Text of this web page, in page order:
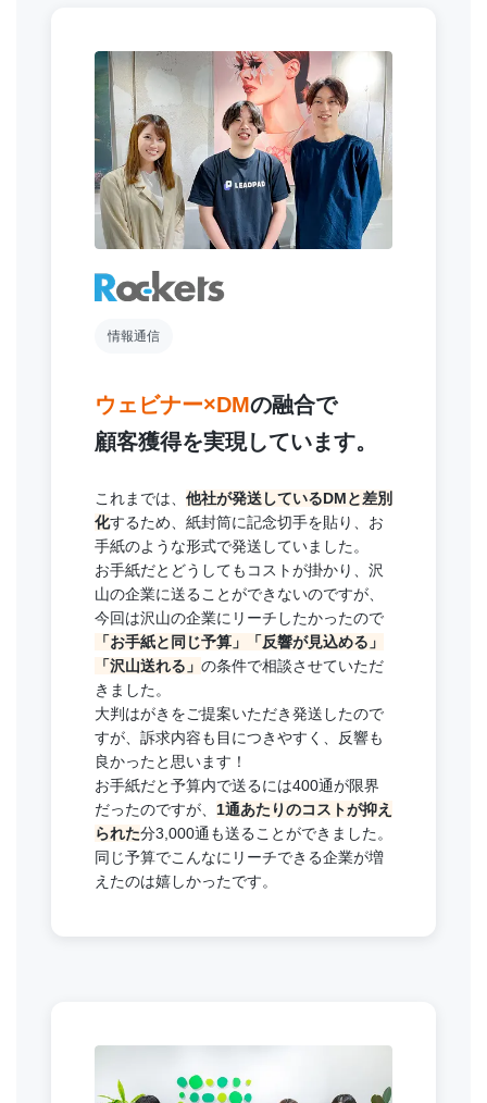
情報通信
ウェビナー×DMの融合で
顧客獲得を実現しています。
これまでは、 他社が発送しているDMと差別
化するため、紙封筒に記念切手を貼り、お
手紙のような形式で発送していました。
お手紙だとどうしてもコストが掛かり、沢
山の企業に送ることができないのですが、
今回は沢山の企業にリーチしたかったので
「お手紙と同じ予算」「反響が見込める」
「沢山送れる」 の条件で相談させていただ
きました。
大判はがきをご提案いただき発送したので
すが、訴求内容も目につきやすく、反響も
良かったと思います！
お手紙だと予算内で送るには400通が限界
だったのですが、 1通あたりのコストが抑え
られた分3,000通も送ることができました。
同じ予算でこんなにリーチできる企業が増
えたのは嬉しかったです。